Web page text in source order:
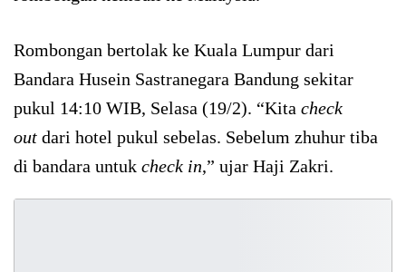
Rombongan bertolak ke Kuala Lumpur dari
Bandara Husein Sastranegara Bandung sekitar
pukul 14:10 WIB, Selasa (19/2). “Kita check
out dari hotel pukul sebelas. Sebelum zhuhur tiba
di bandara untuk check in,” ujar Haji Zakri.